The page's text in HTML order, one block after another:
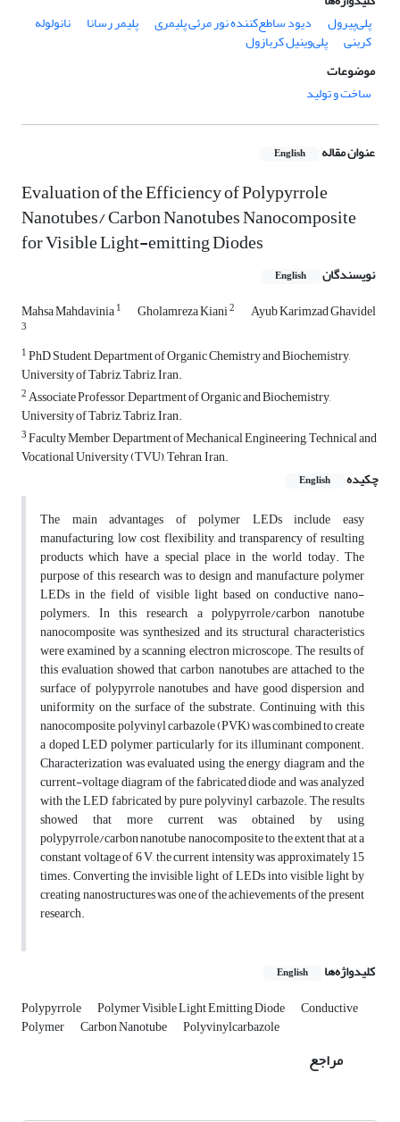
پلی‌پیرول
دیود ساطع‌کننده نور مرئی پلیمری پلیمر رسانا نانو‌لوله
کربنی
پلی‌وینیل کربازول
موضوعات
ساخت و تولید
عنوان مقاله English
Evaluation of the Efficiency of Polypyrrole
Nanotubes/ Carbon Nanotubes Nanocomposite
for Visible Light-emitting Diodes
نویسندگان English
Mahsa Mahdavinia1 Gholamreza Kiani2 Ayub Karimzad Ghavidel
3
1PhD Student, Department of Organic Chemistry and Biochemistry,
University of Tabriz, Tabriz, Iran.
2Associate Professor, Department of Organic and Biochemistry,
University of Tabriz, Tabriz, Iran.
3Faculty Member, Department of Mechanical Engineering, Technical and
Vocational University (TVU), Tehran, Iran.
چکیده
English
The main advantages of polymer LEDs include easy
manufacturing, low cost, flexibility, and transparency of resulting
products which have a special place in the world today. The
purpose of this research was to design and manufacture polymer
LEDs in the field of visible light based on conductive nano-
polymers. In this research, a polypyrrole/carbon nanotube
nanocomposite was synthesized and its structural characteristics
were examined by a scanning electron microscope. The results of
this evaluation showed that carbon nanotubes are attached to the
surface of polypyrrole nanotubes and have good dispersion and
uniformity on the surface of the substrate. Continuing with this
nanocomposite, polyvinyl carbazole (PVK) was combined to create
a doped LED polymer, particularly for its illuminant component.
Characterization was evaluated using the energy diagram and the
current-voltage diagram of the fabricated diode and was analyzed
with the LED fabricated by pure polyvinyl carbazole. The results
showed that more current was obtained by using
polypyrrole/carbon nanotube nanocomposite to the extent that at a
constant voltage of 6 V, the current intensity was approximately 15
times. Converting the invisible light of LEDs into visible light by
creating nanostructures was one of the achievements of the present
research.
کلیدواژه‌ها English
Polypyrrole Polymer Visible Light Emitting Diode Conductive
Polymer Carbon Nanotube Polyvinylcarbazole
مراجع